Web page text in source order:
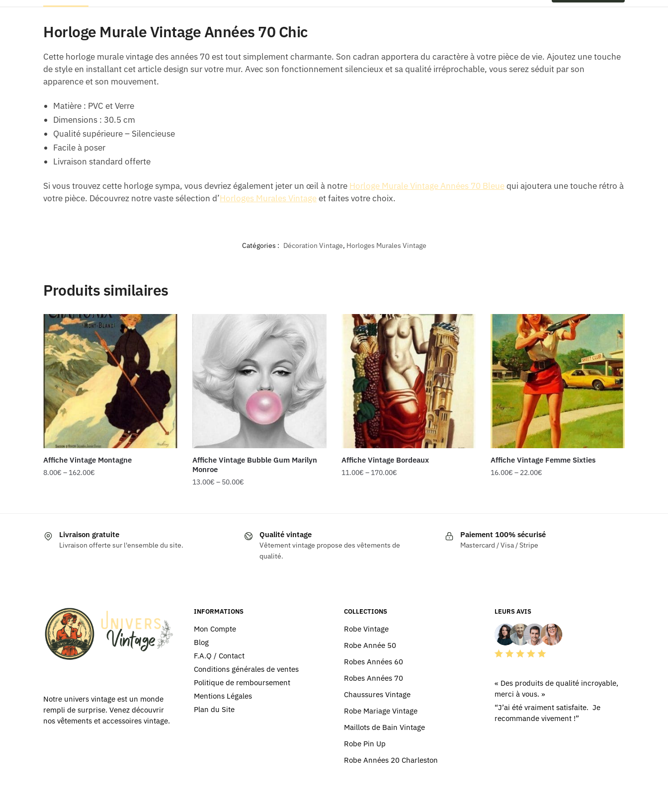
Horloge Murale Vintage Années 70 Chic
Cette horloge murale vintage des années 70 est tout simplement charmante. Son cadran apportera du caractère à votre pièce de vie. Ajoutez une touche
de style en installant cet article design sur votre mur. Avec son fonctionnement silencieux et sa qualité irréprochable, vous serez séduit par son
apparence et son mouvement.
Matière : PVC et Verre
Dimensions : 30.5 cm
Qualité supérieure – Silencieuse
Facile à poser
Livraison standard offerte
Si vous trouvez cette horloge sympa, vous devriez également jeter un œil à notre Horloge Murale Vintage Années 70 Bleuequi ajoutera une touche rétro à
votre pièce. Découvrez notre vaste sélection d’Horloges Murales Vintageet faites votre choix.
Catégories : Décoration Vintage, Horloges Murales Vintage
Produits similaires
Affiche Vintage Montagne
8.00€ – 162.00€
variations.
sur
la
page
du
Affiche Vintage Bubble Gum Marilyn
Monroe
13.00€ – 50.00€
choisies
page
du
produit
Affiche Vintage Bordeaux
11.00€ – 170.00€
sur
la
du
produit
Affiche Vintage Femme Sixties
16.00€ – 22.00€
variations.
Les
sur
la
page
du
Livraison gratuite
Livraison offerte sur l'ensemble du site.
Qualité vintage
Vêtement vintage propose des vêtements de
qualité.
Paiement 100% sécurisé
Mastercard / Visa / Stripe
Notre univers vintage est un monde
rempli de surprise. Venez découvrir
nos vêtements et accessoires vintage.
INFORMATIONS
Mon Compte
Blog
F.A.Q / Contact
Conditions générales de ventes
Politique de remboursement
Mentions Légales
Plan du Site
COLLECTIONS
Robe Vintage
Robe Année 50
Robes Années 60
Robes Années 70
Chaussures Vintage
Robe Mariage Vintage
Maillots de Bain Vintage
Robe Pin Up
Robe Années 20 Charleston
LEURS AVIS
« Des produits de qualité incroyable,
merci à vous. »
“J’ai été vraiment satisfaite. Je
recommande vivement !”